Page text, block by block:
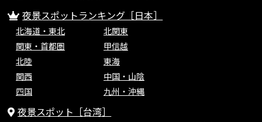
夜景スポットランキング［日本］
北海道・東北
北関東
関東・首都圏
甲信越
北陸
東海
関西
中国・山陰
四国
九州・沖縄
夜景スポット［台湾］